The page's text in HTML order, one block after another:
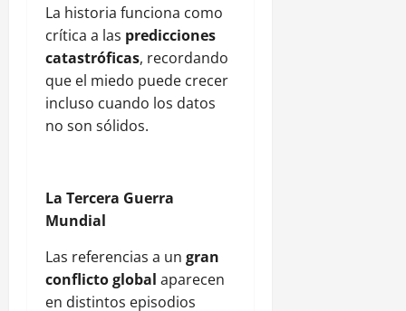
La historia funciona como
crítica a las predicciones
catastróficas, recordando
que el miedo puede crecer
incluso cuando los datos
no son sólidos.
La Tercera Guerra
Mundial
Las referencias a un gran
conflicto global aparecen
en distintos episodios